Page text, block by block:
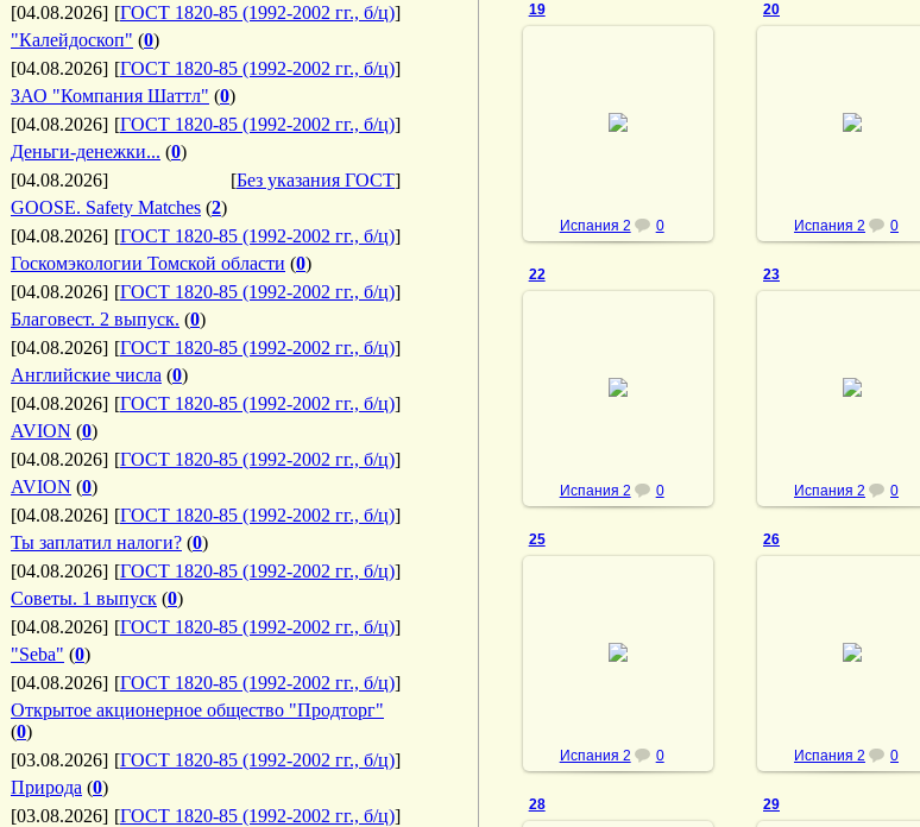
[04.08.2026] [ГОСТ 1820-85 (1992-2002 гг., б/ц)]
"Калейдоскоп" (0)
[04.08.2026] [ГОСТ 1820-85 (1992-2002 гг., б/ц)]
ЗАО "Компания Шаттл" (0)
[04.08.2026] [ГОСТ 1820-85 (1992-2002 гг., б/ц)]
Деньги-денежки... (0)
[04.08.2026]
[Без указания ГОСТ]
GOOSE. Safety Matches (2)
[04.08.2026] [ГОСТ 1820-85 (1992-2002 гг., б/ц)]
Госкомэкологии Томской области (0)
[04.08.2026] [ГОСТ 1820-85 (1992-2002 гг., б/ц)]
Благовест. 2 выпуск. (0)
[04.08.2026] [ГОСТ 1820-85 (1992-2002 гг., б/ц)]
Английские числа (0)
[04.08.2026] [ГОСТ 1820-85 (1992-2002 гг., б/ц)]
AVION (0)
[04.08.2026] [ГОСТ 1820-85 (1992-2002 гг., б/ц)]
AVION (0)
[04.08.2026] [ГОСТ 1820-85 (1992-2002 гг., б/ц)]
Ты заплатил налоги? (0)
[04.08.2026] [ГОСТ 1820-85 (1992-2002 гг., б/ц)]
Советы. 1 выпуск (0)
[04.08.2026] [ГОСТ 1820-85 (1992-2002 гг., б/ц)]
"Seba" (0)
[04.08.2026] [ГОСТ 1820-85 (1992-2002 гг., б/ц)]
Открытое акционерное общество "Продторг"
(0)
[03.08.2026] [ГОСТ 1820-85 (1992-2002 гг., б/ц)]
Природа (0)
[03.08.2026] [ГОСТ 1820-85 (1992-2002 гг., б/ц)]
19
Испания 2 0
20
Испания 2 0
22
Испания 2 0
23
Испания 2 0
25
Испания 2 0
26
Испания 2 0
28 29